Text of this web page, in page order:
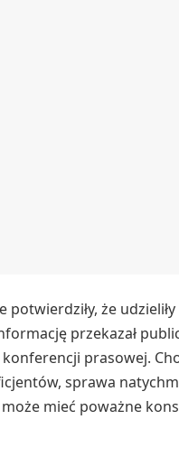
potwierdziły, że
przekazał
prasowej.
sprawa
mieć poważne